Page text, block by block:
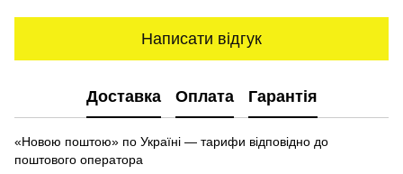
Написати відгук
Доставка Оплата Гарантія
«Новою поштою» по Україні — тарифи відповідно до
поштового оператора